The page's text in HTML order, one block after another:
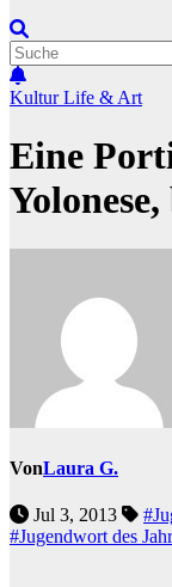
KulturLife & Art
Eine
VonLaura G.
Jul 3, 2013
#Jugendwort des